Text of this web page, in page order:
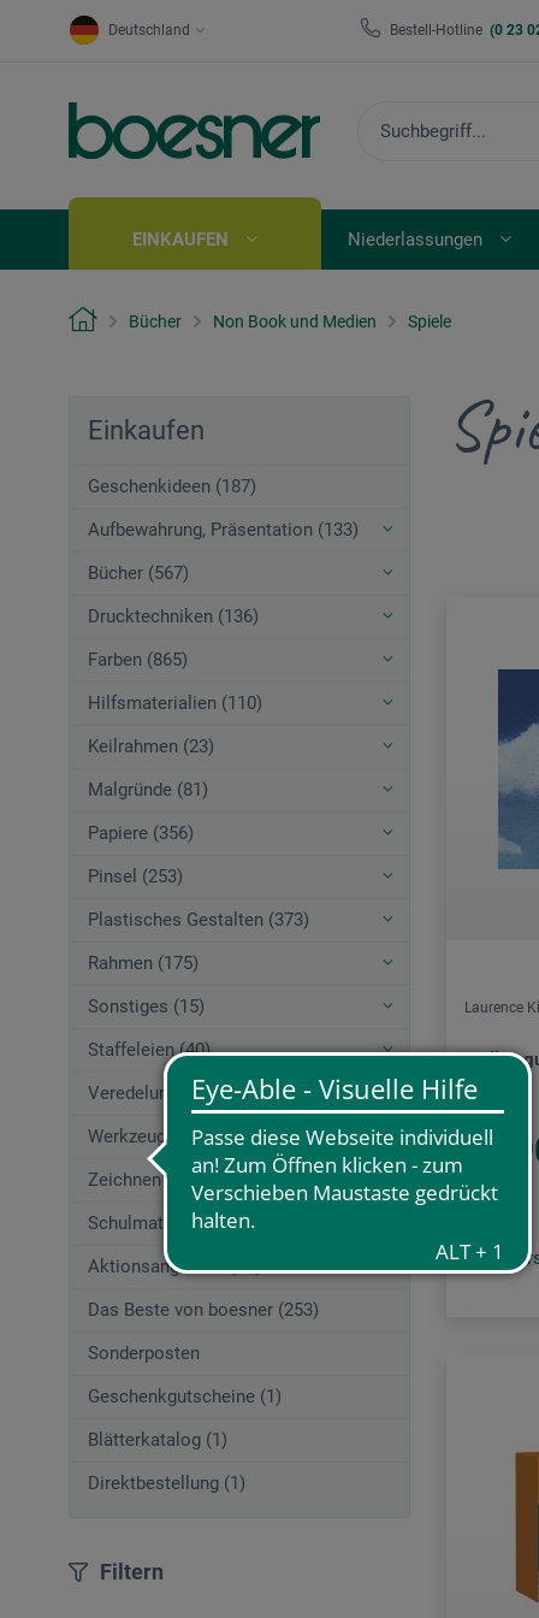
Deutschland Bestell-Hotline (0 23
EINKAUFEN Niederlassungen
Bücher Non Book und Medien Spiele
Einkaufen
Geschenkideen (187)
Aufbewahrung, Präsentation (133)
Bücher (567)
Drucktechniken (136)
Farben (865)
Hilfsmaterialien (110)
Keilrahmen (23)
Malgründe (81)
Papiere (356)
Pinsel (253)
Plastisches Gestalten (373)
Rahmen (175)
Sonstiges (15)
Staffeleien (40)
Veredelungstechniken (83)
Werkzeuge (167)
Zeichnen (580)
Schulmaterial (195)
Aktionsangebote (29)
Das Beste von boesner (253)
Sonderposten
Geschenkgutscheine (1)
Blätterkatalog (1)
Direktbestellung (1)
Filtern
Laurence
zzgl.